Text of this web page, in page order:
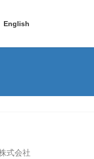
English
式会社